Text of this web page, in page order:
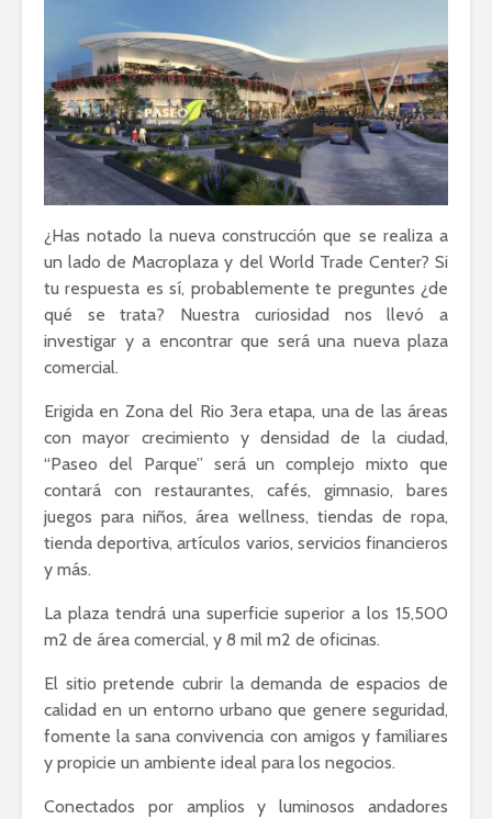
¿Has notado la nueva construcción que se realiza a
un lado de Macroplaza y del World Trade Center? Si
tu respuesta es sí, probablemente te preguntes ¿de
qué se trata? Nuestra curiosidad nos llevó a
investigar y a encontrar que será una nueva plaza
comercial.
Erigida en Zona del Rio 3era etapa, una de las áreas
con mayor crecimiento y densidad de la ciudad,
“Paseo del Parque” será un complejo mixto que
contará con restaurantes, cafés, gimnasio, bares
juegos para niños, área wellness, tiendas de ropa,
tienda deportiva, artículos varios, servicios financieros
y más.
La plaza tendrá una superficie superior a los 15,500
m2 de área comercial, y 8 mil m2 de oficinas.
El sitio pretende cubrir la demanda de espacios de
calidad en un entorno urbano que genere seguridad,
fomente la sana convivencia con amigos y familiares
y propicie un ambiente ideal para los negocios.
Conectados por amplios y luminosos andadores